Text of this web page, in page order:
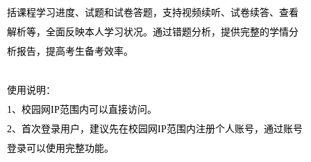
括课程学习进度、试题和试卷答题，支持视频续听、试卷续答、查看
解析等，全面反映本人学习状况。通过错题分析，提供完整的学情分
析报告，提高考生备考效率。
使用说明：
1、校园网IP范围内可以直接访问。
2、首次登录用户，建议先在校园网IP范围内注册个人账号，通过账号
登录可以使用完整功能。